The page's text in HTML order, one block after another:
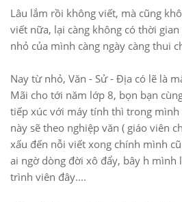
Lâu lắm rồi không viết, mà cũng
viết nữa, lại càng không có thời
nhỏ của mình càng ngày càng thui
Nay từ nhỏ, Văn - Sử - Địa có lẽ là
Mãi cho tới năm lớp 8, bọn bạn
tiếp xúc với máy tính thì trong mình
này sẽ theo nghiệp văn ( giáo viên
xấu đến nỗi viết xong chính mình
ai ngờ dòng đời xô đẩy, bây h mình
trình viên đây....